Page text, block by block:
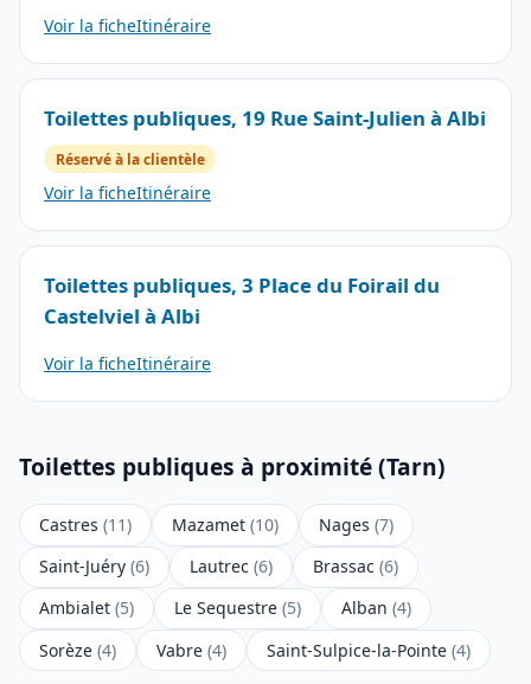
Voir la ficheItinéraire
Toilettes publiques, 19 Rue Saint-Julien à Albi
Réservé à la clientèle
Voir la ficheItinéraire
Toilettes publiques, 3 Place du Foirail du
Castelviel à Albi
Voir la ficheItinéraire
Toilettes publiques à proximité (Tarn)
Castres (11) Mazamet (10) Nages (7)
Saint-Juéry (6) Lautrec (6) Brassac (6)
Ambialet (5) Le Sequestre (5) Alban (4)
Sorèze (4) Vabre (4) Saint-Sulpice-la-Pointe (4)